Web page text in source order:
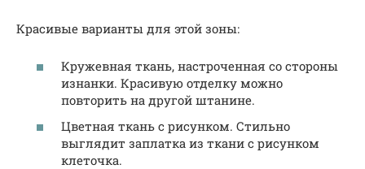
Красивые варианты для этой зоны:
Кружевная ткань, настроченная со стороны
изнанки. Красивую отделку можно
повторить на другой штанине.
Цветная ткань с рисунком. Стильно
выглядит заплатка из ткани с рисунком
клеточка.